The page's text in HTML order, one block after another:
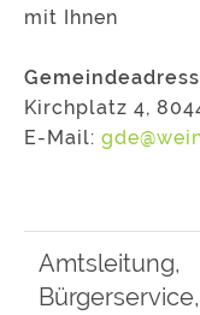
mit Ihnen
Kirchplatz 4,
E-Mail:
Amtsleitung,
Bürgerservice,